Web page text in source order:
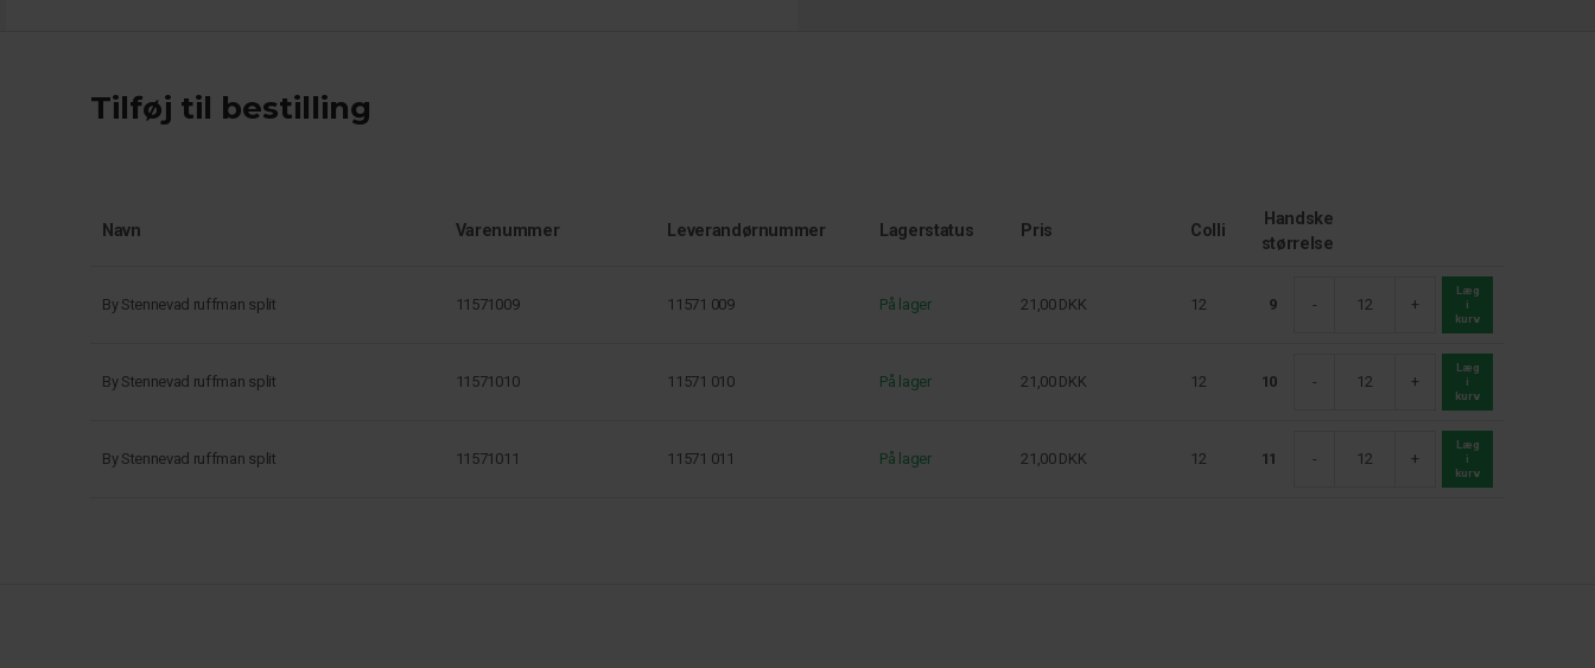
Tilføj til bestilling
Navn Varenummer Leverandørnummer Lagerstatus Pris Colli
Handske
størrelse
By Stennevad ruffman split 11571009 11571 009 På lager 21,00 DKK 12 9 - +
Læg
i
kurv
By Stennevad ruffman split 11571010 11571 010 På lager 21,00 DKK 12 10 - +
Læg
i
kurv
By Stennevad ruffman split 11571011 11571 011 På lager 21,00 DKK 12 11 - +
Læg
i
kurv